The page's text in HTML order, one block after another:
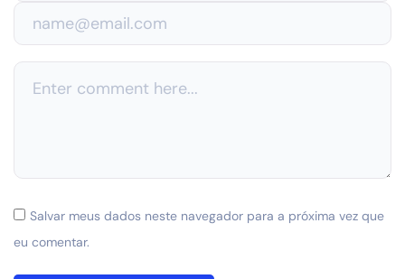
Salvar meus dados neste navegador para a próxima vez que
eu comentar.